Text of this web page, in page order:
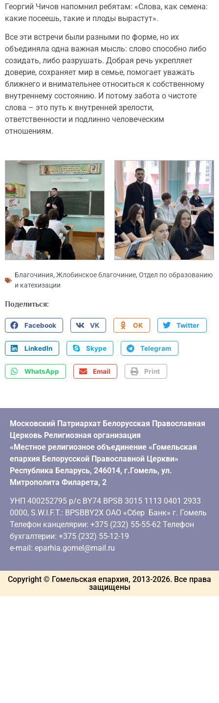
Георгий Чичов напомнил ребятам: «Слова, как семена:
какие посеешь, такие и плоды вырастут».
Все эти встречи были разными по форме, но их
объединяла одна важная мысль: слово способно либо
созидать, либо разрушать. Добрая речь укрепляет
доверие, сохраняет мир в семье, помогает уважать
ближнего и внимательнее относиться к собственному
внутреннему состоянию. И потому забота о чистоте
слова – это путь к внутренней зрелости,
ответственности и подлинно человеческим
отношениям.
Благочиния, Жлобинское благочиние, Отдел по образованию
и катехизации
Поделиться:
Facebook VK OK Twitter
LinkedIn Skype Telegram
WhatsApp Email Print
Московский Патриархат Белорусская Православная
Церковь Религиозная организация
«Местное религиозное объединение «Гомельская
епархия Белорусской Православной Церкви»
Республика Беларусь, 246014, г.Гомель, ул.
Митрополита Филарета, 2
УНП 400252795 р/с BY74 BPSB 3015 1113 0401 2933
0000, S.W.I.F.T.: BPSBBY2X ОАО «Сбер Банк» г. Гомель
Телефон канцелярии: +375 (232) 55-55-62 Телефон
бухгалтерии: +375 (232) 55-12-19
e-mail: eparhia.gomel@mail.ru
Copyright © Гомельская епархия, 2013-2026. Все права
защищены